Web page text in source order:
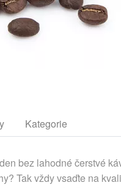
Kategorie
bez lahodné čerstvé
Tak vždy vsaďte na